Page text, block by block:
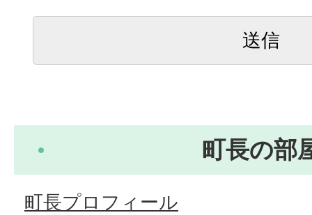
町長の部
町長プロフィール